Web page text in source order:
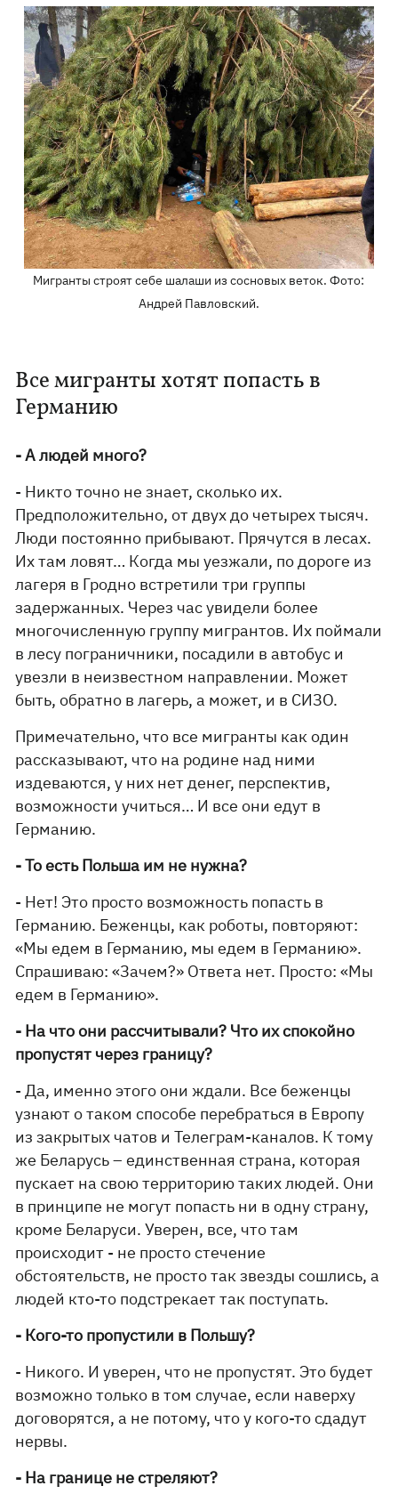
Мигранты строят себе шалаши из сосновых веток. Фото:
Андрей Павловский.
Все мигранты хотят попасть в
Германию
- А людей много?
- Никто точно не знает, сколько их.
Предположительно, от двух до четырех тысяч.
Люди постоянно прибывают. Прячутся в лесах.
Их там ловят… Когда мы уезжали, по дороге из
лагеря в Гродно встретили три группы
задержанных. Через час увидели более
многочисленную группу мигрантов. Их поймали
в лесу пограничники, посадили в автобус и
увезли в неизвестном направлении. Может
быть, обратно в лагерь, а может, и в СИЗО.
Примечательно, что все мигранты как один
рассказывают, что на родине над ними
издеваются, у них нет денег, перспектив,
возможности учиться… И все они едут в
Германию.
- То есть Польша им не нужна?
- Нет! Это просто возможность попасть в
Германию. Беженцы, как роботы, повторяют:
«Мы едем в Германию, мы едем в Германию».
Спрашиваю: «Зачем?» Ответа нет. Просто: «Мы
едем в Германию».
- На что они рассчитывали? Что их спокойно
пропустят через границу?
- Да, именно этого они ждали. Все беженцы
узнают о таком способе перебраться в Европу
из закрытых чатов и Телеграм-каналов. К тому
же Беларусь – единственная страна, которая
пускает на свою территорию таких людей. Они
в принципе не могут попасть ни в одну страну,
кроме Беларуси. Уверен, все, что там
происходит - не просто стечение
обстоятельств, не просто так звезды сошлись, а
людей кто-то подстрекает так поступать.
- Кого-то пропустили в Польшу?
- Никого. И уверен, что не пропустят. Это будет
возможно только в том случае, если наверху
договорятся, а не потому, что у кого-то сдадут
нервы.
- На границе не стреляют?